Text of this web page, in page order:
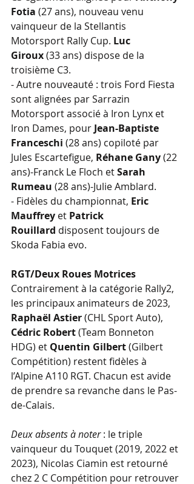
Fotia (27 ans), nouveau venu
vainqueur de la Stellantis
Motorsport Rally Cup. Luc
Giroux (33 ans) dispose de la
troisième C3.
- Autre nouveauté : trois Ford Fiesta
sont alignées par Sarrazin
Motorsport associé à Iron Lynx et
Iron Dames, pour Jean-Baptiste
Franceschi (28 ans) copiloté par
Jules Escartefigue, Réhane Gany (22
ans)-Franck Le Floch et Sarah
Rumeau (28 ans)-Julie Amblard.
- Fidèles du championnat, Eric
Mauffrey et Patrick
Rouillard disposent toujours de
Skoda Fabia evo.
RGT/Deux Roues Motrices
Contrairement à la catégorie Rally2,
les principaux animateurs de 2023,
Raphaël Astier (CHL Sport Auto),
Cédric Robert (Team Bonneton
HDG) et Quentin Gilbert (Gilbert
Compétition) restent fidèles à
l’Alpine A110 RGT. Chacun est avide
de prendre sa revanche dans le Pas-
de-Calais.
Deux absents à noter : le triple
vainqueur du Touquet (2019, 2022 et
2023), Nicolas Ciamin est retourné
chez 2 C Compétition pour retrouver